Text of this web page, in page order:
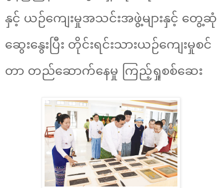
နှင့် ယဉ်ကျေးမှုအသင်းအဖွဲ့များနှင့် တွေ့ဆုံ
ဆွေးနွေးပြီး တိုင်းရင်းသားယဉ်ကျေးမှုစင်
တာ တည်ဆောက်နေမှု ကြည့်ရှုစစ်ဆေး